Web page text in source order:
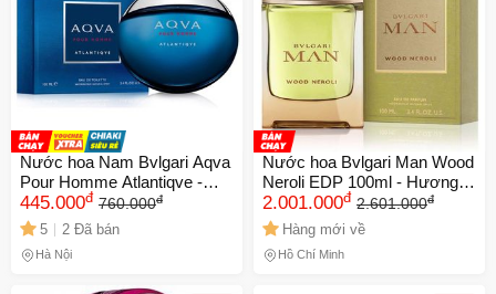
Giá từ thấp - cao
Giá từ cao - thấp
Nước hoa Nam Bvlgari Aqva
Pour Homme Atlantiqve -
Hương Biển Tươi Mát,
Phong Cách Nam Tính, Năng
Động, 2017
445.000đ 760.000đ
5 2 Đã bán
Hà Nội
Nước hoa Bvlgari Man Wood
Neroli EDP 100ml - Hương
thơm tươi mới và tinh tế cho
phái mạnh, món quà hoàn
hảo cho mọi dịp
2.001.000đ 2.601.000đ
Hàng mới về
Hồ Chí Minh